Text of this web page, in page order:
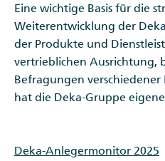
Eine wichtige Basis für die
Weiterentwicklung der
der Produkte und
vertrieblichen Ausrichtung,
Befragungen
hat die Deka-Gruppe
Deka-Anlegermonitor 2025